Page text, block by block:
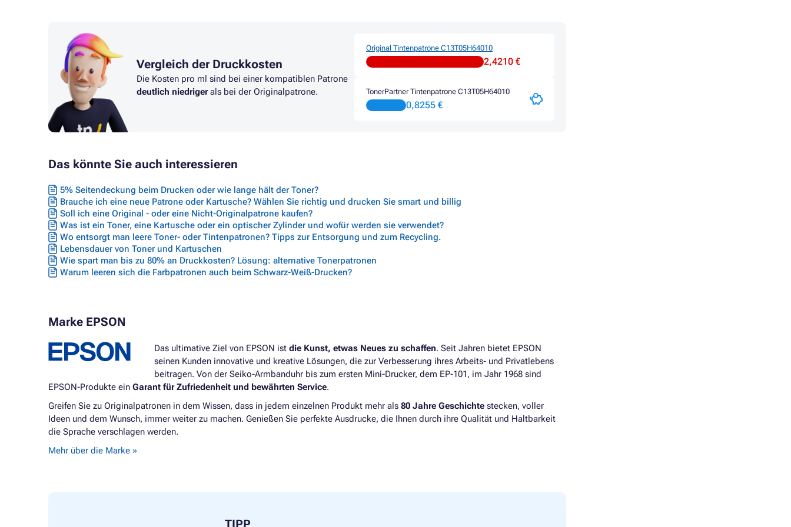
Vergleich der Druckkosten
Die Kosten pro ml sind bei einer kompatiblen Patrone
deutlich niedrigerals bei der Originalpatrone.
Original Tintenpatrone C13T05H64010
2,4210 €
TonerPartner Tintenpatrone C13T05H64010
0,8255 €
Das könnte Sie auch interessieren
5% Seitendeckung beim Drucken oder wie lange hält der Toner?
Brauche ich eine neue Patrone oder Kartusche? Wählen Sie richtig und drucken Sie smart und billig
Soll ich eine Original - oder eine Nicht-Originalpatrone kaufen?
Was ist ein Toner, eine Kartusche oder ein optischer Zylinder und wofür werden sie verwendet?
Wo entsorgt man leere Toner- oder Tintenpatronen? Tipps zur Entsorgung und zum Recycling.
Lebensdauer von Toner und Kartuschen
Wie spart man bis zu 80% an Druckkosten? Lösung: alternative Tonerpatronen
Warum leeren sich die Farbpatronen auch beim Schwarz-Weiß-Drucken?
Marke EPSON
Das ultimative Ziel von EPSON ist die Kunst, etwas Neues zu schaffen. Seit Jahren bietet EPSON
seinen Kunden innovative und kreative Lösungen, die zur Verbesserung ihres Arbeits- und Privatlebens
beitragen. Von der Seiko-Armbanduhr bis zum ersten Mini-Drucker, dem EP-101, im Jahr 1968 sind
EPSON-Produkte ein Garant für Zufriedenheit und bewährten Service.
Greifen Sie zu Originalpatronen in dem Wissen, dass in jedem einzelnen Produkt mehr als 80 Jahre Geschichte stecken, voller
Ideen und dem Wunsch, immer weiter zu machen. Genießen Sie perfekte Ausdrucke, die Ihnen durch ihre Qualität und Haltbarkeit
die Sprache verschlagen werden.
Mehr über die Marke »
TIPP